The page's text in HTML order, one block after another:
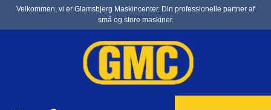
Velkommen, vi er Glamsbjerg Maskincenter. Din professionelle partner af
små og store maskiner.